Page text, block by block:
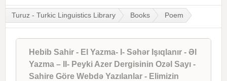
Turuz - Turkic Linguistics Library Books Poem
Hebib Sahir - El Yazma- I- Səhər Işıqlanır - Əl
Yazma – II- Peyki Azer Dergisinin Ozəl Sayı -
Sahire Göre Webdə Yazılanlar - Elimizin